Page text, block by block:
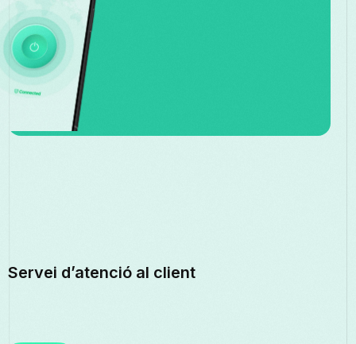
Servei d’atenció al client